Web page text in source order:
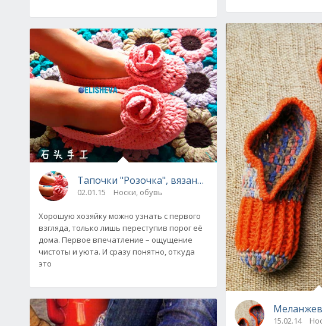
Тапочки "Розочка", вязаные крючком
02.01.15 Носки, обувь
Хорошую хозяйку можно узнать с первого
взгляда, только лишь переступив порог её
дома. Первое впечатление – ощущение
чистоты и уюта. И сразу понятно, откуда
это
15.02.14